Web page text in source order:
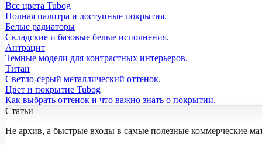
Все цвета Tubog
Полная палитра и доступные покрытия.
Белые радиаторы
Складские и базовые белые исполнения.
Антрацит
Темные модели для контрастных интерьеров.
Титан
Светло-серый металлический оттенок.
Цвет и покрытие Tubog
Как выбрать оттенок и что важно знать о покрытии.
Статьи
Не архив, а быстрые входы в самые полезные коммерческие